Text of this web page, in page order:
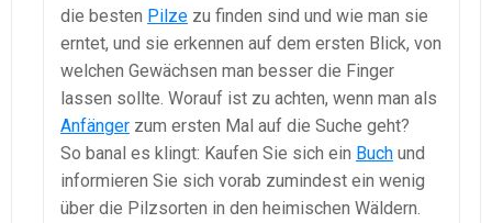
die besten Pilze zu finden sind und wie man sie
erntet, und sie erkennen auf dem ersten Blick, von
welchen Gewächsen man besser die Finger
lassen sollte. Worauf ist zu achten, wenn man als
Anfänger zum ersten Mal auf die Suche geht?
So banal es klingt: Kaufen Sie sich ein Buch und
informieren Sie sich vorab zumindest ein wenig
über die Pilzsorten in den heimischen Wäldern.